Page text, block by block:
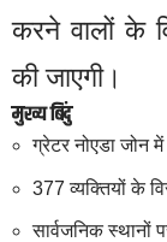
करने वालों के
की जाएगी।
मुख्य बिंदु
ग्रेटर नोएडा जोन
377 व्यक्तियों के
सार्वजनिक स्थानों